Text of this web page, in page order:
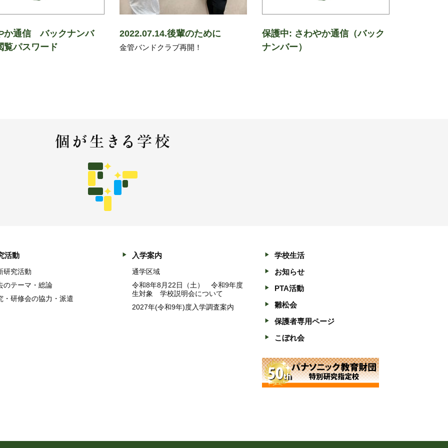
か通信 バックナンバ
パスワード
2022.07.14.後輩のために
金管バンドクラブ再開！
保護中: さわやか通信（バック
ナンバー）
活動
研究活動
のテーマ・総論
・研修会の協力・派遣
入学案内
通学区域
令和8年8月22日（土） 令和9年度
生対象 学校説明会について
2027年(令和9年)度入学調査案内
学校生活
お知らせ
PTA活動
雛松会
保護者専用ページ
こぼれ会